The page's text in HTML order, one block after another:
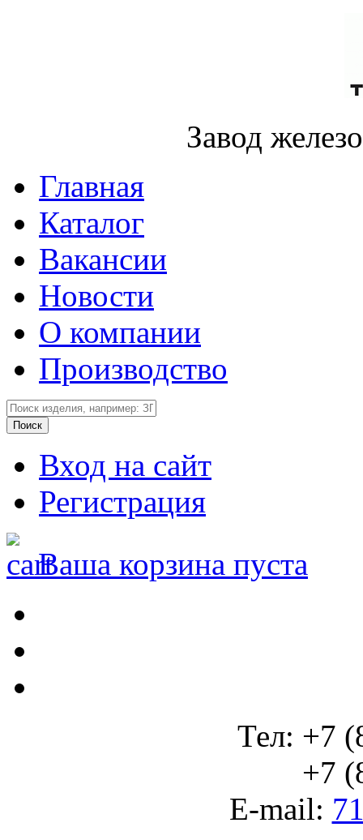
Завод
Главная
Каталог
Вакансии
Новости
О компании
Производство
Вход на сайт
Регистрация
Ваша корзина пуста
Тел: +7
+7
E-mail: